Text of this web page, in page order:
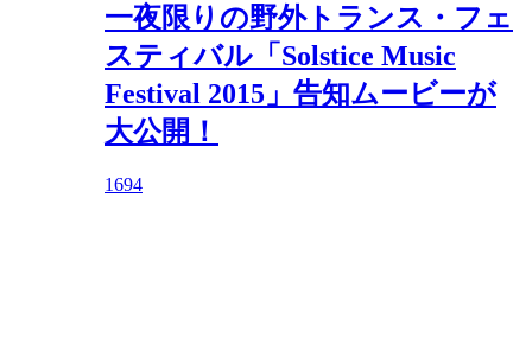
一夜限りの野外トランス・フェ
スティバル「Solstice Music
Festival 2015」告知ムービーが
大公開！
1694